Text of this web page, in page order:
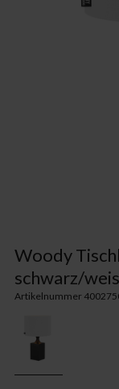
Woody
schwarz/
Artikelnummer